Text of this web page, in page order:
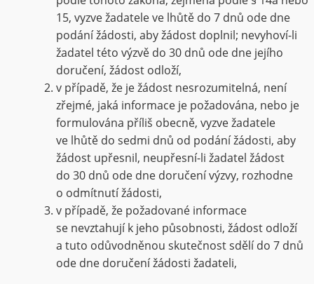
15, vyzve žadatele ve lhůtě do 7 dnů ode dne
podání žádosti, aby žádost doplnil; nevyhoví-li
žadatel této výzvě do 30 dnů ode dne jejího
doručení, žádost odloží,
v případě, že je žádost nesrozumitelná, není
zřejmé, jaká informace je požadována, nebo je
formulována příliš obecně, vyzve žadatele
ve lhůtě do sedmi dnů od podání žádosti, aby
žádost upřesnil, neupřesní-li žadatel žádost
do 30 dnů ode dne doručení výzvy, rozhodne
o odmítnutí žádosti,
v případě, že požadované informace
se nevztahují k jeho působnosti, žádost odloží
a tuto odůvodněnou skutečnost sdělí do 7 dnů
ode dne doručení žádosti žadateli,